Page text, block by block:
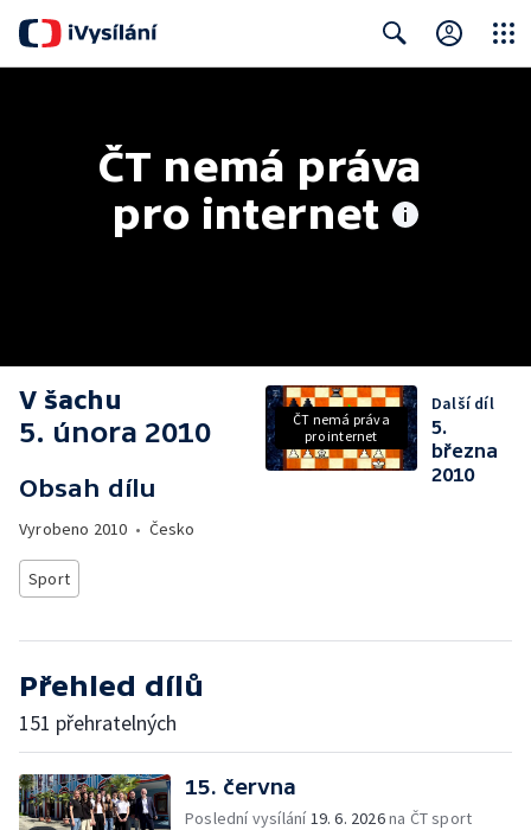
ČT nemá práva
pro internet
V šachu
5. února 2010
Obsah dílu
Vyrobeno 2010 • Česko
Sport
ČT nemá práva
pro internet
Další díl
5.
března
2010
Přehled dílů
151 přehratelných
15. června
Poslední vysílání19. 6. 2026na ČT sport